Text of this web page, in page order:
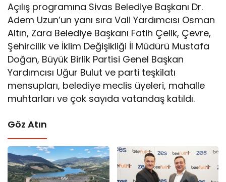
Açılış programına Sivas Belediye Başkanı Dr.
Adem Uzun’un yanı sıra Vali Yardımcısı Osman
Altın, Zara Belediye Başkanı Fatih Çelik, Çevre,
Şehircilik ve İklim Değişikliği İl Müdürü Mustafa
Doğan, Büyük Birlik Partisi Genel Başkan
Yardımcısı Uğur Bulut ve parti teşkilatı
mensupları, belediye meclis üyeleri, mahalle
muhtarları ve çok sayıda vatandaş katıldı.
Göz Atın